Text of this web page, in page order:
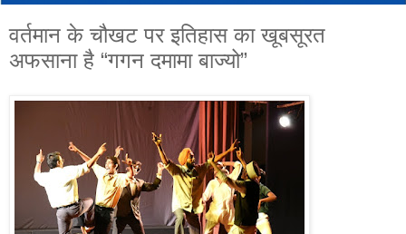
वर्तमान के चौखट पर इतिहास का खूबसूरत
अफसाना है “गगन दमामा बाज्यो”